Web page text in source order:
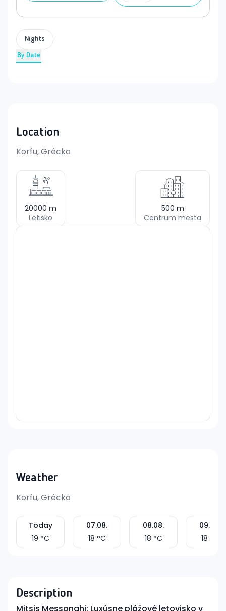
Nights
By Date
Location
Korfu, Grécko
20000 m
Letisko
500 m
Centrum mesta
Weather
Korfu, Grécko
Today
19 °C
07.08.
18 °C
08.08.
18 °C
09.08.
18
Description
Mitsis Messonghi: Luxúsne plážové letovisko v